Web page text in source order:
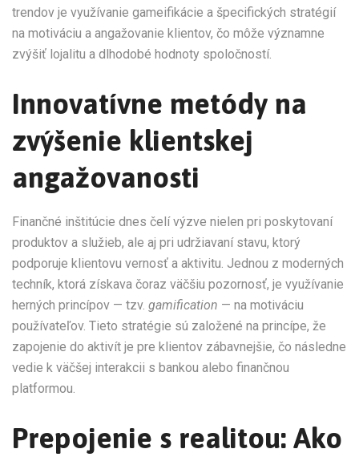
trendov je využívanie gameifikácie a špecifických stratégií
na motiváciu a angažovanie klientov, čo môže významne
zvýšiť lojalitu a dlhodobé hodnoty spoločností.
Innovatívne metódy na
zvýšenie klientskej
angažovanosti
Finančné inštitúcie dnes čelí výzve nielen pri poskytovaní
produktov a služieb, ale aj pri udržiavaní stavu, ktorý
podporuje klientovu vernosť a aktivitu. Jednou z moderných
techník, ktorá získava čoraz väčšiu pozornosť, je využívanie
herných princípov — tzv. gamification — na motiváciu
používateľov. Tieto stratégie sú založené na princípe, že
zapojenie do aktivít je pre klientov zábavnejšie, čo následne
vedie k väčšej interakcii s bankou alebo finančnou
platformou.
Prepojenie s realitou: Ako